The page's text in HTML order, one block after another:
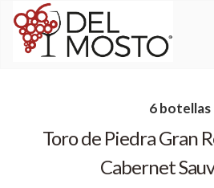
6 botellas
Toro de Piedra Gran
Cabernet